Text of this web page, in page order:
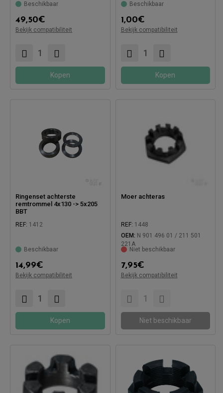
Beschikbaar
49,50€
Bekijk compatibiliteit
Kopen
Beschikbaar
1,00€
Bekijk compatibiliteit
Kopen
Ringenset achterste
remtrommel 4x130 -> 5x205
BBT
REF: 1412
Beschikbaar
14,99€
Bekijk compatibiliteit
Compatibel met:
Kopen
Moer achteras
REF: 1448
OEM: N 901 496 01 / 211 501
221A
Niet beschikbaar
7,95€
Bekijk compatibiliteit
Niet beschikbaar